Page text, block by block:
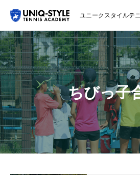
ユニークスタイルテ
初めての方
システム・クラス・料金
スクール紹介・コーチ紹介
大会・イベント
ブログ
ちびっ子